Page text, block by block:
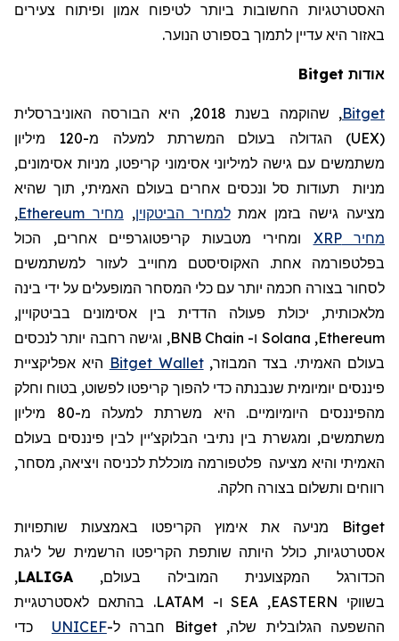
האסטרטגיות החשובות ביותר לטיפוח אמון ופיתוח צעירים
באזור היא עדיין לתמוך בספורט הנוער.
אודות Bitget
Bitget
, שהוקמה
בשנת 2018, היא הבורסה האוניברסלית
(
UEX
) הגדולה בעולם המשרתת למעלה מ-120
מיליון
משתמשים עם גישה למיליוני אסימוני קריפטו, מניות אסימונים,
מניות תעודות סל ונכסים אחרים בעולם האמיתי, תוך שהיא
מציעה גישה בזמן אמתלמחיר הביטקוין, מחיר Ethereum
,
מחיר XRP
ומחירי מטבעות קריפטוגרפיים אחרים, הכול
בפלטפורמה אחת. האקוסיסטם מחוייב לעזור למשתמשים
לסחור בצורה חכמה יותר עם כלי המסחר המופעלים על ידי בינה
מלאכותית, יכולת פעולה הדדית בין אסימונים בביטקויין,
Ethereum
,
Solana ו- BNB Chain, וגישה רחבה יותר לנכסים
בעולם האמיתי. בצד המבוזר,Bitget Wallet היא אפליקציית
פיננסים יומיומית שנבנתה כדי להפוך קריפטו לפשוט, בטוח וחלק
מהפיננסים היומיומיים. היא
משרתת למעלה מ-80 מיליון
משתמשים, ומגשרת בין נתיבי הבלוקצ'יין לבין פיננסים בעולם
האמיתי והיא מציעה פלטפורמה מוכללת לכניסה ויציאה, מסחר,
רווחים ותשלום בצורה חלקה.
Bitget מניעה את אימוץ הקריפטו
באמצעות שותפויות
אסטרטגיות, כולל היותה שותפת הקריפטו הרשמית של ליגת
הכדורגל המקצוענית
המובילה בעולם, LALIGA
,
בשווקי EASTERN
,
SEA ו- LATAM
. בהתאם לאסטרטגיית
ההשפעה הגלובלית שלה, Bitget חברה ל-UNICEF
כדי